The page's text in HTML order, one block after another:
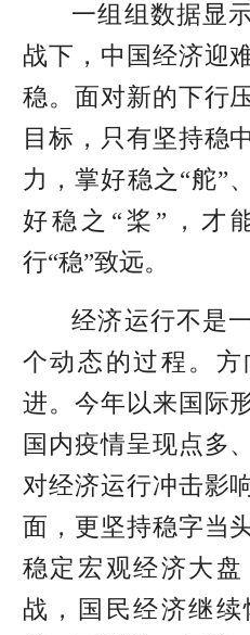
一组组数据显
战下，中国经济迎
稳。面对新的下行
目标，只有坚持稳
力，掌好稳之“舵”
好稳之“桨”，才
行“稳”致远。
经济运行不是
个动态的过程。
进。今年以来国际
国内疫情呈现点多
对经济运行冲击影
面，更坚持稳字当
稳定宏观经济大
战，国民经济继